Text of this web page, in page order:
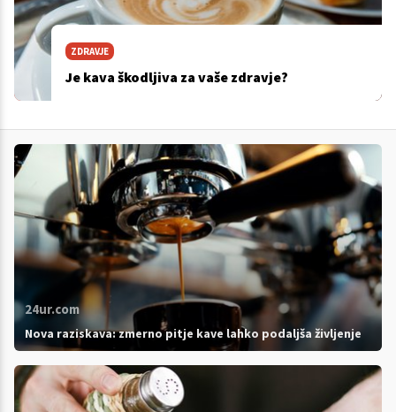
ZDRAVJE
Je kava škodljiva za vaše zdravje?
24ur.com
Nova raziskava: zmerno pitje kave lahko podaljša življenje